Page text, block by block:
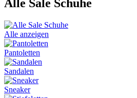
Alle Sale Schuhe
Alle anzeigen
Pantoletten
Sandalen
Sneaker